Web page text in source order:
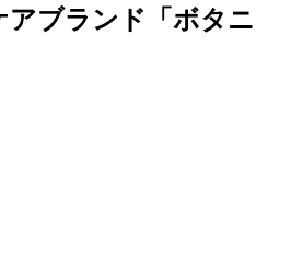
ブランド「ボタニ